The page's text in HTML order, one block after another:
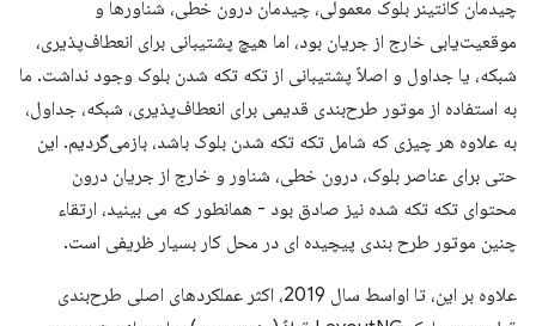
چیدمان کانتینر بلوک معمولی، چیدمان درون خطی، شناورها و
موقعیت‌یابی خارج از جریان بود، اما هیچ پشتیبانی برای انعطاف‌پذیری،
شبکه، یا جداول و اصلاً پشتیبانی از تکه تکه شدن بلوک وجود نداشت. ما
به استفاده از موتور طرح‌بندی قدیمی برای انعطاف‌پذیری، شبکه، جداول،
به علاوه هر چیزی که شامل تکه تکه شدن بلوک باشد، بازمی‌گردیم. این
حتی برای عناصر بلوک، درون خطی، شناور و خارج از جریان درون
محتوای تکه تکه شده نیز صادق بود - همانطور که می بینید، ارتقاء
چنین موتور طرح بندی پیچیده ای در محل کار بسیار ظریفی است.
علاوه بر این، تا اواسط سال 2019، اکثر عملکردهای اصلی طرح‌بندی